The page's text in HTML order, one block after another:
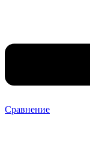
Сравнение